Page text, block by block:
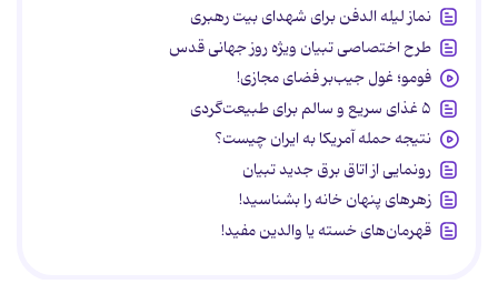
نماز لیله الدفن برای شهدای بیت رهبری
طرح اختصاصی تبیان ویژه روز جهانی قدس
فومو؛ غول جیب‌بر فضای مجازی!
۵ غذای سریع و سالم برای طبیعت‌گردی
نتیجه حمله آمریکا به ایران چیست؟
رونمایی از اتاق برق جدید تبیان
زهرهای پنهان خانه را بشناسید!
قهرمان‌های خسته یا والدین مفید!